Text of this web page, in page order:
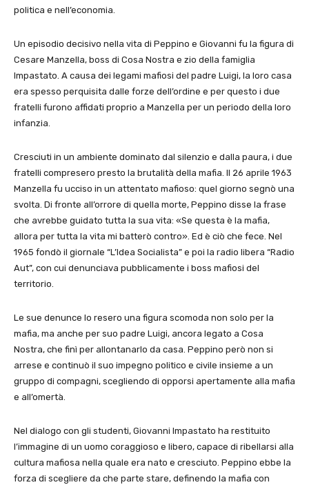
politica e nell’economia.
Un episodio decisivo nella vita di Peppino e Giovanni fu la figura di
Cesare Manzella, boss di Cosa Nostra e zio della famiglia
Impastato. A causa dei legami mafiosi del padre Luigi, la loro casa
era spesso perquisita dalle forze dell’ordine e per questo i due
fratelli furono affidati proprio a Manzella per un periodo della loro
infanzia.
Cresciuti in un ambiente dominato dal silenzio e dalla paura, i due
fratelli compresero presto la brutalità della mafia. Il 26 aprile 1963
Manzella fu ucciso in un attentato mafioso: quel giorno segnò una
svolta. Di fronte all’orrore di quella morte, Peppino disse la frase
che avrebbe guidato tutta la sua vita: «Se questa è la mafia,
allora per tutta la vita mi batterò contro». Ed è ciò che fece. Nel
1965 fondò il giornale “L’Idea Socialista” e poi la radio libera “Radio
Aut”, con cui denunciava pubblicamente i boss mafiosi del
territorio.
Le sue denunce lo resero una figura scomoda non solo per la
mafia, ma anche per suo padre Luigi, ancora legato a Cosa
Nostra, che finì per allontanarlo da casa. Peppino però non si
arrese e continuò il suo impegno politico e civile insieme a un
gruppo di compagni, scegliendo di opporsi apertamente alla mafia
e all’omertà.
Nel dialogo con gli studenti, Giovanni Impastato ha restituito
l’immagine di un uomo coraggioso e libero, capace di ribellarsi alla
cultura mafiosa nella quale era nato e cresciuto. Peppino ebbe la
forza di scegliere da che parte stare, definendo la mafia con